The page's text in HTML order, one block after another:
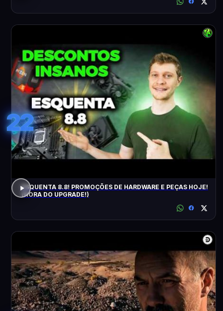
22
ESQUENTA 8.8! PROMOÇÕES DE HARDWARE E PEÇAS HOJE!
(HORA DO UPGRADE!)